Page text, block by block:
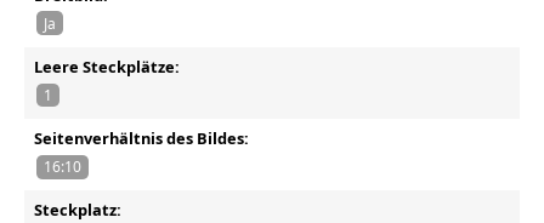
Ja
Leere Steckplätze:
1
Seitenverhältnis des Bildes:
16:10
Steckplatz: